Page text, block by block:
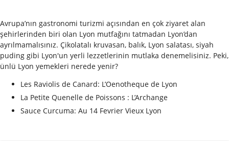
Avrupa’nın gastronomi turizmi açısından en çok ziyaret alan
şehirlerinden biri olan Lyon mutfağını tatmadan Lyon’dan
ayrılmamalısınız. Çikolatalı kruvasan, balık, Lyon salatası, siyah
puding gibi Lyon'un yerli lezzetlerinin mutlaka denemelisiniz. Peki,
ünlü Lyon yemekleri nerede yenir?
Les Raviolis de Canard: L’Oenotheque de Lyon
La Petite Quenelle de Poissons : L’Archange
Sauce Curcuma: Au 14 Fevrier Vieux Lyon